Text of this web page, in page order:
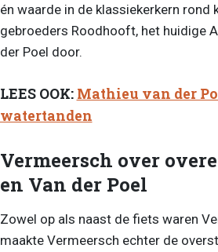
én waarde in de klassiekerkern rond
gebroeders Roodhooft, het huidige
der Poel door.
LEES OOK: Mathieu van der
watertanden
Vermeersch over
en Van der Poel
Zowel op als naast de fiets waren
maakte Vermeersch echter de